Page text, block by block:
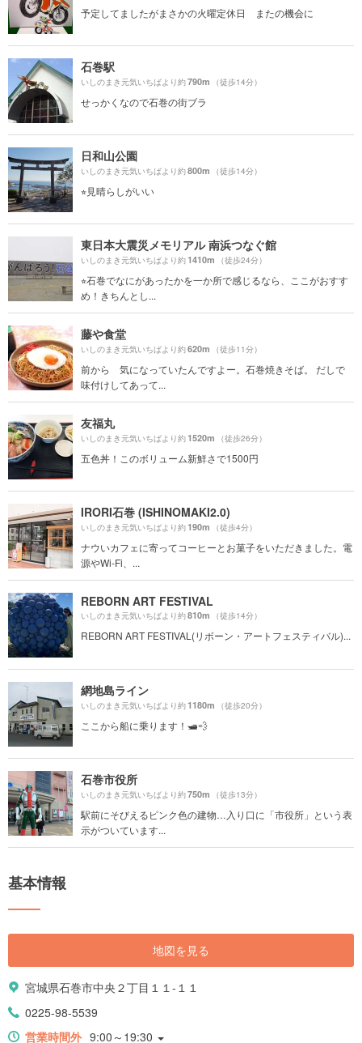
予定してましたがまさかの火曜定休日 またの機会に
石巻駅
いしのまき元気いちばより約790m （徒歩14分）
せっかくなので石巻の街ブラ
日和山公園
いしのまき元気いちばより約800m （徒歩14分）
⭐︎見晴らしがいい
東日本大震災メモリアル 南浜つなぐ館
いしのまき元気いちばより約1410m （徒歩24分）
⭐︎石巻でなにがあったかを一か所で感じるなら、ここがおすす
め！きちんとし...
藤や食堂
いしのまき元気いちばより約620m （徒歩11分）
前から 気になっていたんですよー。石巻焼きそば。 だしで
味付けしてあって...
友福丸
いしのまき元気いちばより約1520m （徒歩26分）
五色丼！このボリューム新鮮さで1500円
IRORI石巻 (ISHINOMAKI2.0)
いしのまき元気いちばより約190m （徒歩4分）
ナウいカフェに寄ってコーヒーとお菓子をいただきました。電
源やWi-Fi、...
REBORN ART FESTIVAL
いしのまき元気いちばより約810m （徒歩14分）
REBORN ART FESTIVAL(リボーン・アートフェスティバル)...
網地島ライン
いしのまき元気いちばより約1180m （徒歩20分）
ここから船に乗ります！🛥💨
石巻市役所
いしのまき元気いちばより約750m （徒歩13分）
駅前にそびえるピンク色の建物…入り口に「市役所」という表
示がついています...
基本情報
地図を見る
宮城県石巻市中央２丁目１１-１１
0225-98-5539
営業時間外 9:00～19:30